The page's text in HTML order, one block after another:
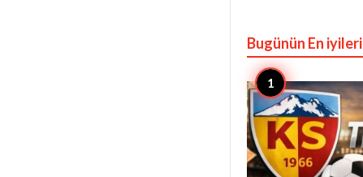
Bugünün En iyileri